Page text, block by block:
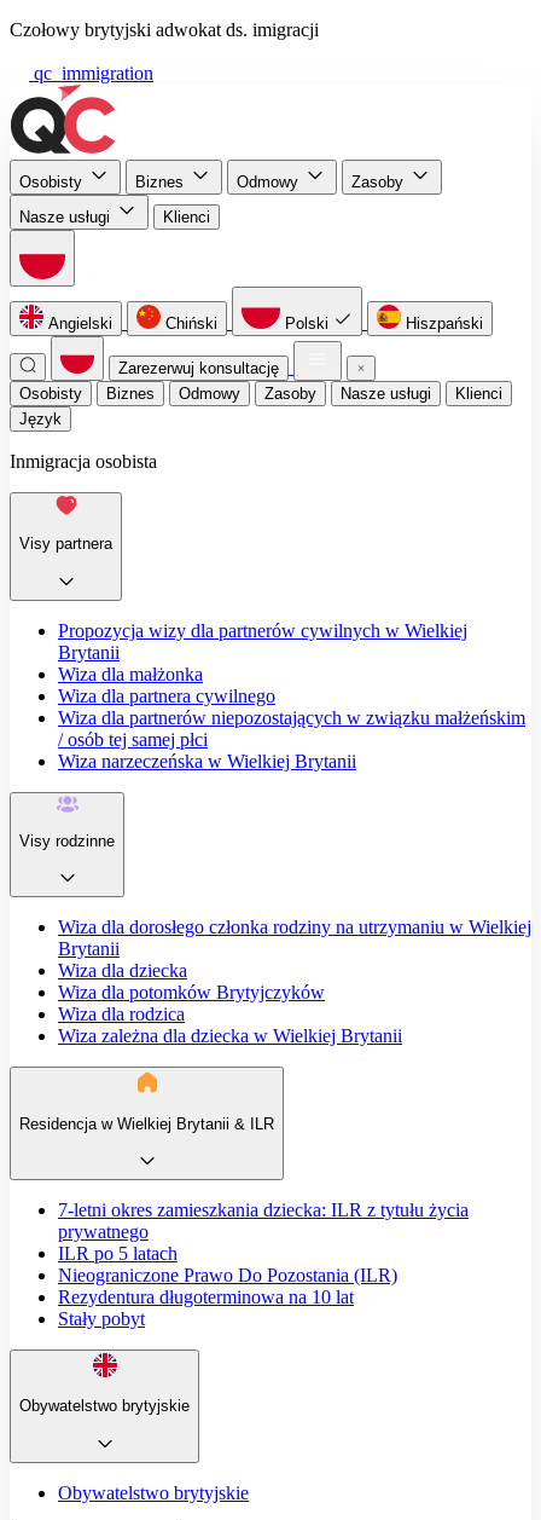
Czołowy brytyjski adwokat ds. imigracji
qc_immigration
Osobisty Biznes Odmowy
Zasoby
Nasze usługi
Klienci
Angielski Chiński Polski Hiszpański
Zarezerwuj konsultację
Osobisty
Biznes Odmowy Zasoby Nasze usługi
Klienci
Język
Inmigracja osobista
Visy partnera
Propozycja wizy dla partnerów cywilnych w Wielkiej
Brytanii
Wiza dla małżonka
Wiza dla partnera cywilnego
Wiza dla partnerów niepozostających w związku małżeńskim
/ osób tej samej płci
Wiza narzeczeńska w Wielkiej Brytanii
Visy rodzinne
Wiza dla dorosłego członka rodziny na utrzymaniu w Wielkiej
Brytanii
Wiza dla dziecka
Wiza dla potomków Brytyjczyków
Wiza dla rodzica
Wiza zależna dla dziecka w Wielkiej Brytanii
Residencja w Wielkiej Brytanii & ILR
7-letni okres zamieszkania dziecka: ILR z tytułu życia
prywatnego
ILR po 5 latach
Nieograniczone Prawo Do Pozostania (ILR)
Rezydentura długoterminowa na 10 lat
Stały pobyt
Obywatelstwo brytyjskie
Obywatelstwo brytyjskie